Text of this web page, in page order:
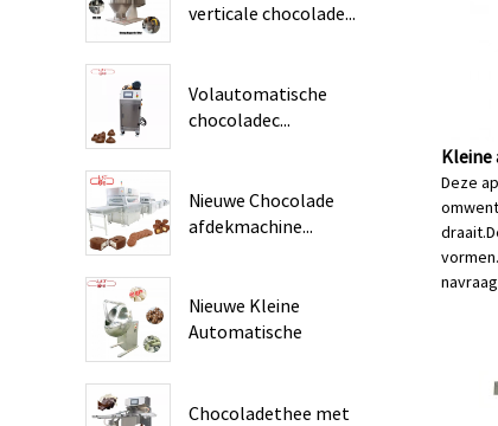
verticale chocolade...
Volautomatische
chocoladec...
Nieuwe Chocolade
afdekmachine...
Nieuwe Kleine
Automatische
Chocoladethee met
Kleine
Deze
vormen.
navraag